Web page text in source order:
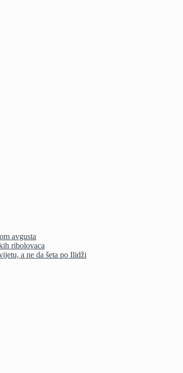
avgusta
ribolovaca
a ne da šeta po Ilidži